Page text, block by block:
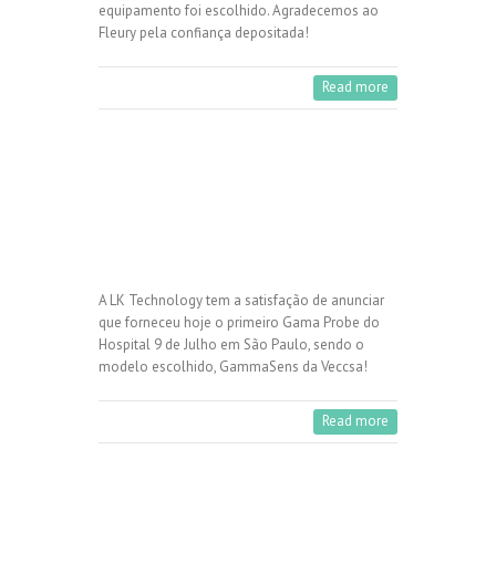
equipamento foi escolhido. Agradecemos ao
Fleury pela confiança depositada!
Read more
A LK Technology tem a satisfação de anunciar
que forneceu hoje o primeiro Gama Probe do
Hospital 9 de Julho em São Paulo, sendo o
modelo escolhido, GammaSens da Veccsa!
Read more